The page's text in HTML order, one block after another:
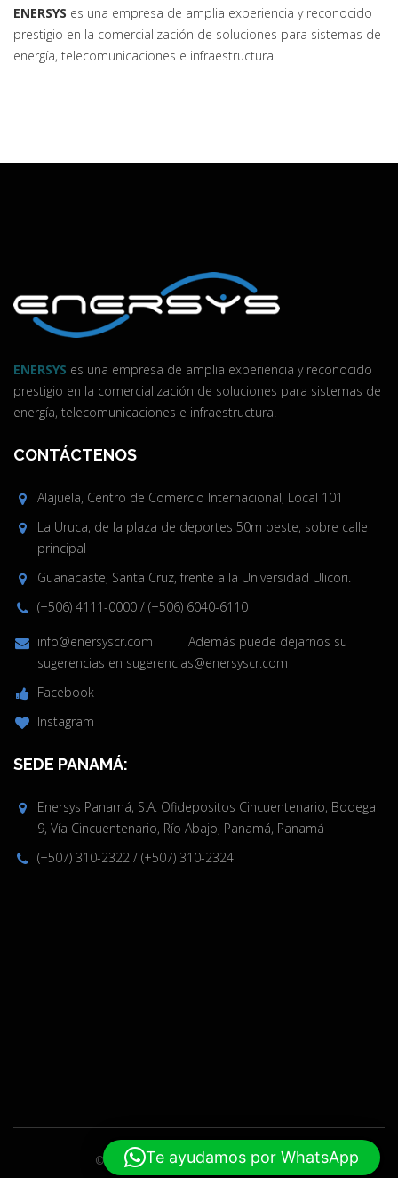
ENERSYS es una empresa de amplia experiencia y reconocido
prestigio en la comercialización de soluciones para sistemas de
energía, telecomunicaciones e infraestructura.
ENERSYS es una empresa de amplia experiencia y reconocido
prestigio en la comercialización de soluciones para sistemas de
energía, telecomunicaciones e infraestructura.
CONTÁCTENOS
Alajuela, Centro de Comercio Internacional, Local 101
La Uruca, de la plaza de deportes 50m oeste, sobre calle
principal
Guanacaste, Santa Cruz, frente a la Universidad Ulicori.
(+506) 4111-0000 / (+506) 6040-6110
info@enersyscr.com
Además puede dejarnos su
sugerencias en sugerencias@enersyscr.com
Facebook
Instagram
SEDE PANAMÁ:
Enersys Panamá, S.A. Ofidepositos Cincuentenario, Bodega
9, Vía Cincuentenario, Río Abajo, Panamá, Panamá
(+507) 310-2322 / (+507) 310-2324
© 2019-2024 Enersys. Hecho por ELPW
Te ayudamos por WhatsApp